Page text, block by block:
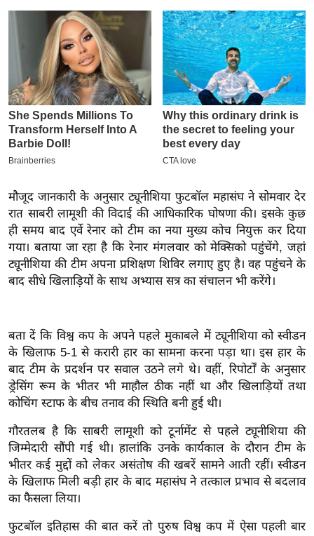
इ
पे
प
र
मि
ल
बे
मि
सा
ल
य
त
यं
ग
डि
या
सा
हि
ज
मौजूद जानकारी के अनुसार ट्यूनीशिया फुटबॉल महासंघ ने सोमवार देर
रात साबरी लामूशी की विदाई की आधिकारिक घोषणा की। इसके कुछ
ही समय बाद एर्वे रेनार को टीम का नया मुख्य कोच नियुक्त कर दिया
गया। बताया जा रहा है कि रेनार मंगलवार को मेक्सिको पहुंचेंगे, जहां
ट्यूनीशिया की टीम अपना प्रशिक्षण शिविर लगाए हुए है। वह पहुंचने के
बाद सीधे खिलाड़ियों के साथ अभ्यास सत्र का संचालन भी करेंगे।
बता दें कि विश्व कप के अपने पहले मुकाबले में ट्यूनीशिया को स्वीडन
के खिलाफ 5-1 से करारी हार का सामना करना पड़ा था। इस हार के
बाद टीम के प्रदर्शन पर सवाल उठने लगे थे। वहीं, रिपोर्टों के अनुसार
ड्रेसिंग रूम के भीतर भी माहौल ठीक नहीं था और खिलाड़ियों तथा
कोचिंग स्टाफ के बीच तनाव की स्थिति बनी हुई थी।
गौरतलब है कि साबरी लामूशी को टूर्नामेंट से पहले ट्यूनीशिया की
जिम्मेदारी सौंपी गई थी। हालांकि उनके कार्यकाल के दौरान टीम के
भीतर कई मुद्दों को लेकर असंतोष की खबरें सामने आती रहीं। स्वीडन
के खिलाफ मिली बड़ी हार के बाद महासंघ ने तत्काल प्रभाव से बदलाव
का फैसला लिया।
फुटबॉल इतिहास की बात करें तो पुरुष विश्व कप में ऐसा पहली बार